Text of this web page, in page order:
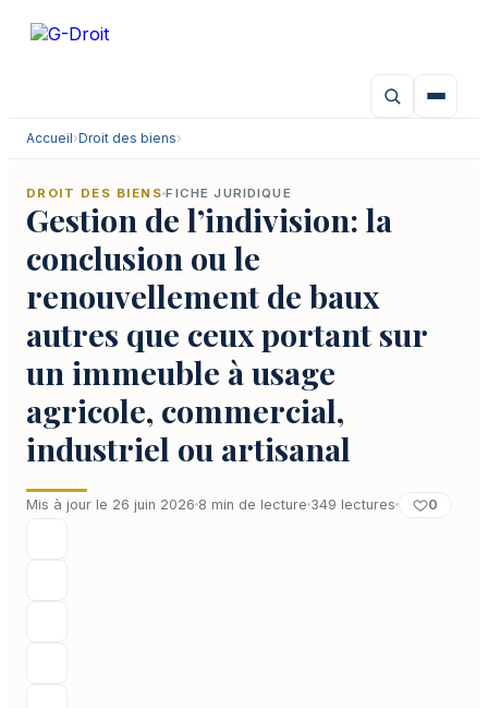
Accueil›Droit des biens›
DROIT DES BIENS FICHE JURIDIQUE
Gestion de l’indivision: la
conclusion ou le
renouvellement de baux
autres que ceux portant sur
un immeuble à usage
agricole, commercial,
industriel ou artisanal
Mis à jour le 26 juin 2026 8 min de lecture 349 lectures 0